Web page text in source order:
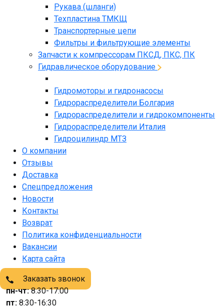
Рукава (шланги)
Техпластина ТМКЩ
Транспортерные цепи
Фильтры и фильтрующие элементы
Запчасти к компрессорам ПКСД, ПКС, ПК
Гидравлическое оборудование
Гидромоторы и гидронасосы
Гидрораспределители Болгария
Гидрораспределители и гидрокомпоненты
Гидрораспределители Италия
Гидроцилиндр МТЗ
О компании
Отзывы
Доставка
Спецпредложения
Новости
Контакты
Возврат
Политика конфиденциальности
Вакансии
Карта сайта
Заказать звонок
пн-чт:8:30-17:00
пт: 8:30-16:30